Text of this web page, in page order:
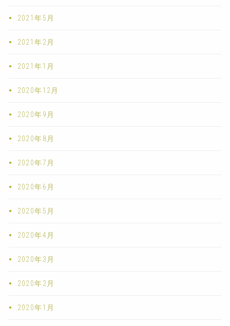
2021年5月
2021年2月
2021年1月
2020年12月
2020年9月
2020年8月
2020年7月
2020年6月
2020年5月
2020年4月
2020年3月
2020年2月
2020年1月